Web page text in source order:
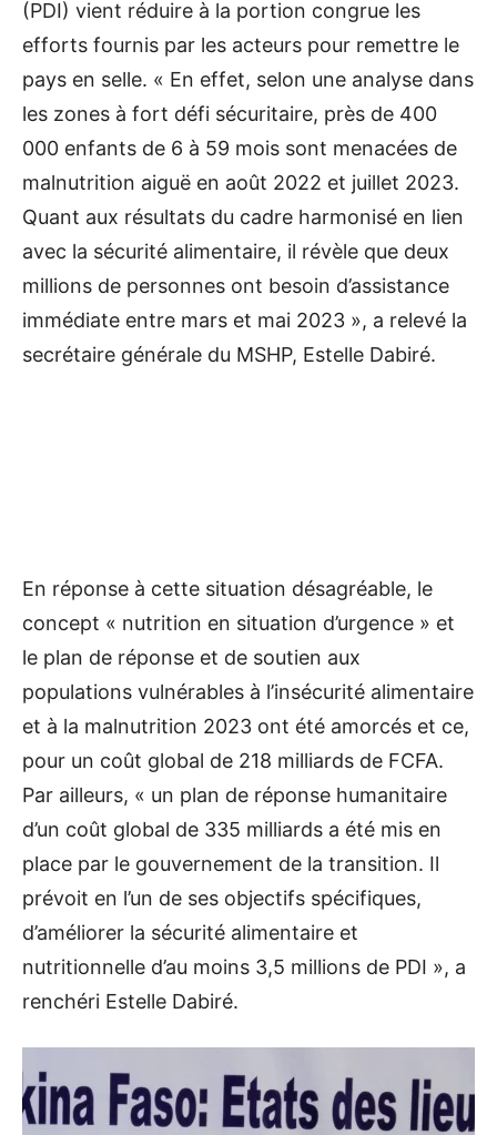
(PDI) vient réduire à la portion congrue les
efforts fournis par les acteurs pour remettre le
pays en selle. « En effet, selon une analyse dans
les zones à fort défi sécuritaire, près de 400
000 enfants de 6 à 59 mois sont menacées de
malnutrition aiguë en août 2022 et juillet 2023.
Quant aux résultats du cadre harmonisé en lien
avec la sécurité alimentaire, il révèle que deux
millions de personnes ont besoin d’assistance
immédiate entre mars et mai 2023 », a relevé la
secrétaire générale du MSHP, Estelle Dabiré.
En réponse à cette situation désagréable, le
concept « nutrition en situation d’urgence » et
le plan de réponse et de soutien aux
populations vulnérables à l’insécurité alimentaire
et à la malnutrition 2023 ont été amorcés et ce,
pour un coût global de 218 milliards de FCFA.
Par ailleurs, « un plan de réponse humanitaire
d’un coût global de 335 milliards a été mis en
place par le gouvernement de la transition. Il
prévoit en l’un de ses objectifs spécifiques,
d’améliorer la sécurité alimentaire et
nutritionnelle d’au moins 3,5 millions de PDI », a
renchéri Estelle Dabiré.